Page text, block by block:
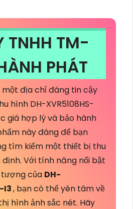
TNHH TM-
PHÁT
một địa chỉ đáng tin cậy
hình DH-XVR5108HS-
giá hợp lý và bảo hành
này đáng để bạn
tìm kiếm một thiết bị thu
định. Với tính năng nổi bật
của DH-
I3, bạn có thể yên tâm về
hình ảnh sắc nét. Hãy